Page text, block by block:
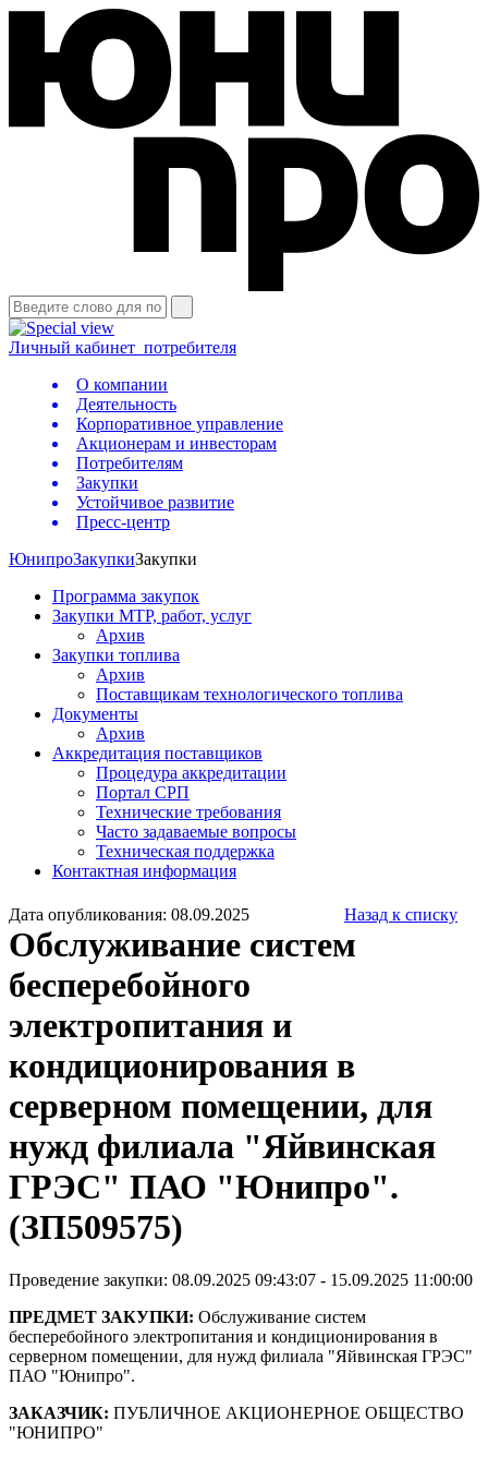
Личный кабинет потребителя
О компании
Деятельность
Корпоративное управление
Акционерам и инвесторам
Потребителям
Закупки
Устойчивое развитие
Пресс-центр
ЮнипроЗакупкиЗакупки
Программа закупок
Закупки МТР, работ, услуг
Архив
Закупки топлива
Архив
Поставщикам технологического топлива
Документы
Архив
Аккредитация поставщиков
Процедура аккредитации
Портал СРП
Технические требования
Часто задаваемые вопросы
Техническая поддержка
Контактная информация
Дата опубликования: 08.09.2025 Назад к списку
Обслуживание систем
бесперебойного
электропитания и
кондиционирования в
серверном помещении, для
нужд филиала "Яйвинская
ГРЭС" ПАО "Юнипро".
(ЗП509575)
Проведение закупки: 08.09.2025 09:43:07 - 15.09.2025 11:00:00
ПРЕДМЕТ ЗАКУПКИ: Обслуживание систем
бесперебойного электропитания и кондиционирования в
серверном помещении, для нужд филиала "Яйвинская ГРЭС"
ПАО "Юнипро".
ЗАКАЗЧИК: ПУБЛИЧНОЕ АКЦИОНЕРНОЕ ОБЩЕСТВО
"ЮНИПРО"